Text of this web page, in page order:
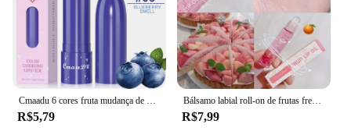
Cmaadu 6 cores fruta mudança de cor hidratante umidade fácil de colorir não é fácil de descolorir batom embelezar o tom da pele
R$5,79
Bálsamo labial roll-on de frutas frescas, maquiagem hidratante, uva transparente, óleo labial de longa duração, batom hidratante, brilho, cosméticos
R$7,99